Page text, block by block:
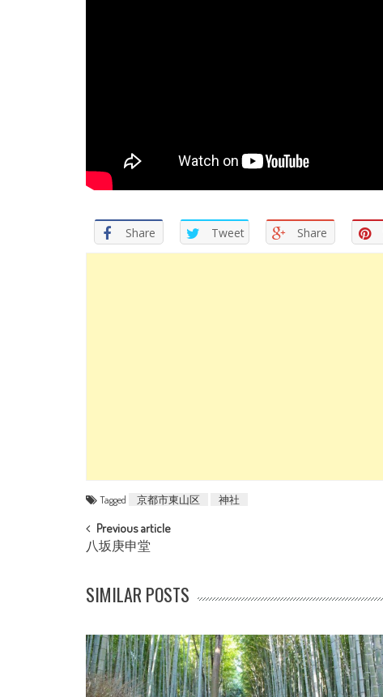
Share Tweet Share
Tagged 京都市東山区 神社
POST NAVIGATION
Previous article
八坂庚申堂
SIMILAR POSTS